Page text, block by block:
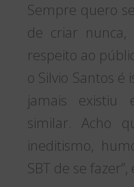
Sempre quero
de criar
respeito ao
o Silvio Santos é
jamais existiu
similar. Acho
ineditismo,
SBT de se